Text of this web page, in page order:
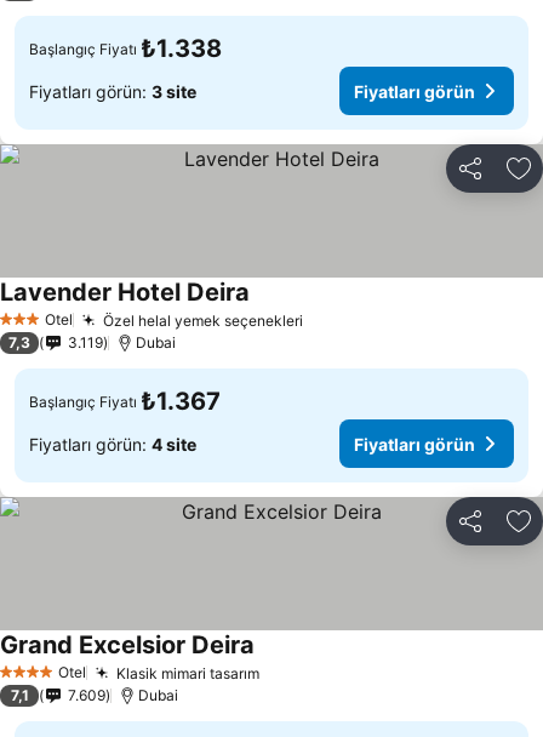
Başlangıç Fiyatı ₺1.338
Fiyatları görün: 3 site Fiyatları görün
Paylaş
3 YıldızOtel Özel helal yemek seçenekleri
Lavender Hotel Deira
7,3 3.119 Dubai
Başlangıç Fiyatı ₺1.367
Fiyatları görün: 4 site Fiyatları görün
Paylaş
4 Yıldız Otel Klasik mimari tasarımFiyatları görün
Grand Excelsior Deira
7,1 7.609 Dubai